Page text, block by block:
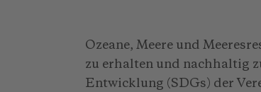
Ozeane, Meere und
zu erhalten und nachhaltig
Entwicklung (SDGs) der